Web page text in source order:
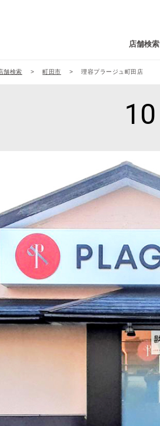
店舗検索
舗検索 町田市 理容プラージュ町田店